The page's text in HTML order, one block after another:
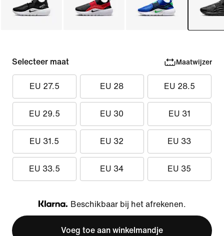
Selecteer maat Maatwijzer
EU 27.5 EU 28 EU 28.5
EU 29.5 EU 30 EU 31
EU 31.5 EU 32 EU 33
EU 33.5 EU 34 EU 35
Klarna
Beschikbaar bij het afrekenen.
Voeg toe aan winkelmandje